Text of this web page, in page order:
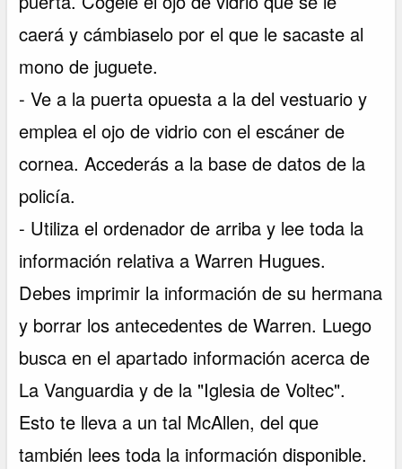
caerá y cámbiaselo por el que le sacaste al
mono de juguete.
- Ve a la puerta opuesta a la del vestuario y
emplea el ojo de vidrio con el escáner de
cornea. Accederás a la base de datos de la
policía.
- Utiliza el ordenador de arriba y lee toda la
información relativa a Warren Hugues.
Debes imprimir la información de su hermana
y borrar los antecedentes de Warren. Luego
busca en el apartado información acerca de
La Vanguardia y de la "Iglesia de Voltec".
Esto te lleva a un tal McAllen, del que
también lees toda la información disponible.